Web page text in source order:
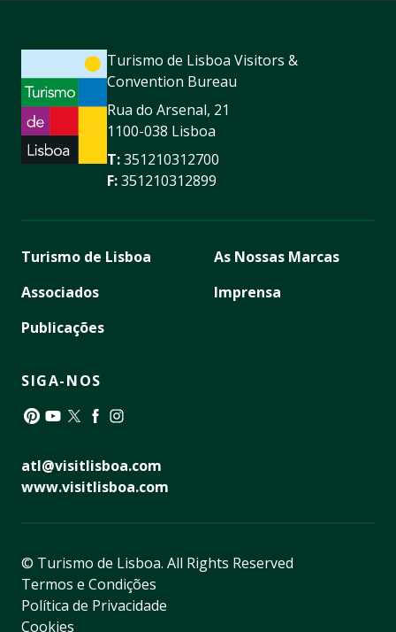
Turismo de Lisboa Visitors &
Convention Bureau
Rua do Arsenal, 21
1100-038 Lisboa
T:351210312700
F:351210312899
Turismo de Lisboa
Associados
Publicações
As Nossas Marcas
Imprensa
SIGA-NOS
atl@visitlisboa.com
www.visitlisboa.com
© Turismo de Lisboa. All Rights Reserved
Termos e Condições
Política de Privacidade
Cookies